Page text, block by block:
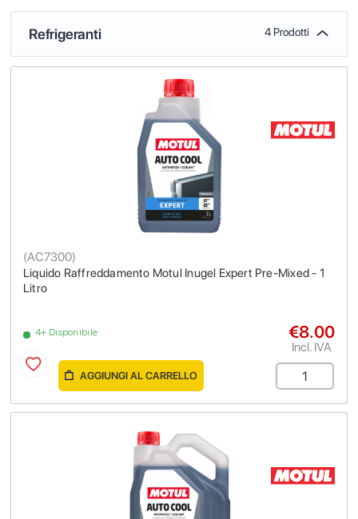
Refrigeranti 4 Prodotti
Liquido Raffreddamento Motul Inugel Expert Pre-Mixed - 1
Litro
(AC7300)
4+ Disponibile €8.00
Incl. IVA
AGGIUNGI AL CARRELLO